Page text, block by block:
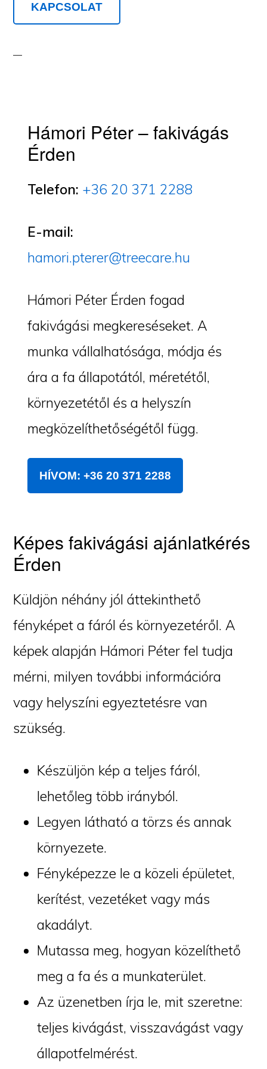
KAPCSOLAT
Hámori Péter – fakivágás
Érden
Telefon: +36 20 371 2288
E-mail:
hamori.pterer@treecare.hu
Hámori Péter Érden fogad
fakivágási megkereséseket. A
munka vállalhatósága, módja és
ára a fa állapotától, méretétől,
környezetétől és a helyszín
megközelíthetőségétől függ.
HÍVOM: +36 20 371 2288
Képes fakivágási ajánlatkérés
Érden
Küldjön néhány jól áttekinthető
fényképet a fáról és környezetéről. A
képek alapján Hámori Péter fel tudja
mérni, milyen további információra
vagy helyszíni egyeztetésre van
szükség.
Készüljön kép a teljes fáról,
lehetőleg több irányból.
Legyen látható a törzs és annak
környezete.
Fényképezze le a közeli épületet,
kerítést, vezetéket vagy más
akadályt.
Mutassa meg, hogyan közelíthető
meg a fa és a munkaterület.
Az üzenetben írja le, mit szeretne:
teljes kivágást, visszavágást vagy
állapotfelmérést.